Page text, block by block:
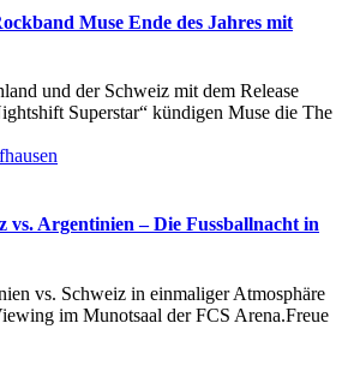
Muse Ende des Jahres mit
und der Schweiz mit dem Release
Superstar“ kündigen Muse die The
vs. Argentinien – Die Fussballnacht in
vs. Schweiz in einmaliger Atmosphäre
im Munotsaal der FCS Arena.Freue